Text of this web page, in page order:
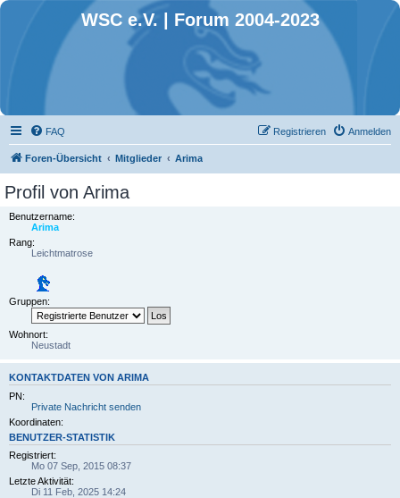
WSC e.V. | Forum 2004-2023
FAQ Anmelden
Registrieren
Foren-Übersicht Mitglieder Arima
Profil von Arima
Benutzername:
Arima
Rang:
Leichtmatrose
Gruppen:
Wohnort:
Neustadt
KONTAKTDATEN VON ARIMA
PN:
Private Nachricht senden
Koordinaten:
BENUTZER-STATISTIK
Registriert:
Mo 07 Sep, 2015 08:37
Letzte Aktivität:
Di 11 Feb, 2025 14:24